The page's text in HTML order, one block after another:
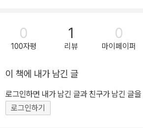
방해하는 장애물은 신교도인 그들의 고상한
말고는 아무것도 없다. 알리사는 성서의 가르
가고자 한다. 그래서 제롬에 대한 자신의 사
물을 볼 수 있고 하느님의 사랑도 제롬을 생각
하다는 것을 안다. 그러나 알리사는 자기의
만나는 횟수를 차차 줄이고, 자기 주위에서
0
100자평
1
리뷰
0
마이페이퍼
이 책에 내가 남긴 글
로그인하면 내가 남긴 글과 친구가 남긴 글
로그인하기